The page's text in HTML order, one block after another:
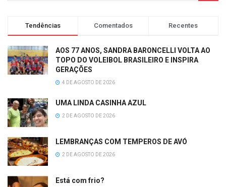
Tendências Comentados Recentes
AOS 77 ANOS, SANDRA BARONCELLI VOLTA AO
TOPO DO VOLEIBOL BRASILEIRO E INSPIRA
GERAÇÕES
4 DE AGOSTO DE 2026
UMA LINDA CASINHA AZUL
2 DE AGOSTO DE 2026
LEMBRANÇAS COM TEMPEROS DE AVÓ
2 DE AGOSTO DE 2026
Está com frio?